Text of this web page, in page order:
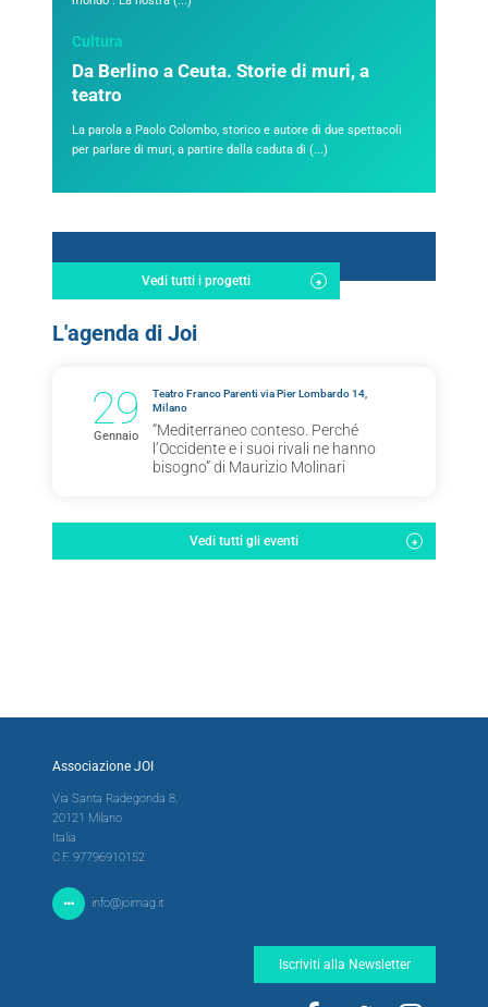
Cultura
Da Berlino a Ceuta. Storie di muri, a
teatro
La parola a Paolo Colombo, storico e autore di due spettacoli
per parlare di muri, a partire dalla caduta di (...)
Vedi tutti i progetti
L'agenda di Joi
29
Gennaio
Teatro Franco Parenti via Pier Lombardo 14,
Milano
“Mediterraneo conteso. Perché
l’Occidente e i suoi rivali ne hanno
bisogno” di Maurizio Molinari
Vedi tutti gli eventi
Associazione JOI
Via Santa Radegonda 8,
20121 Milano
Italia
C.F. 97796910152
info@joimag.it
Iscriviti alla Newsletter